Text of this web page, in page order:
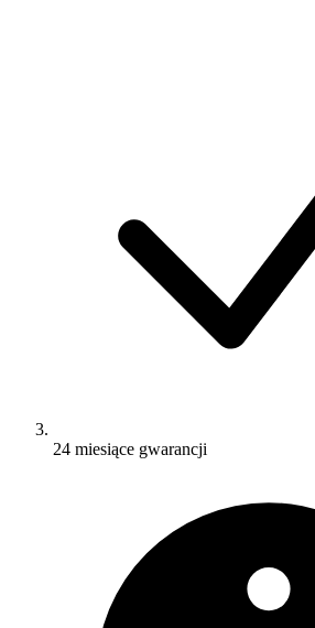
24 miesiące gwarancji